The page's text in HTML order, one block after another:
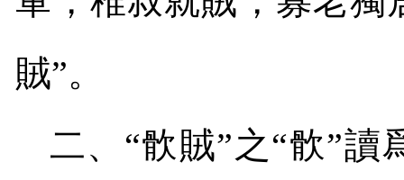
賊”。
二、“䯉賊”之“䯉”讀